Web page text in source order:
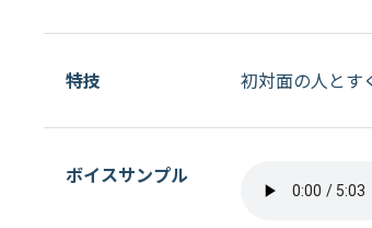
特技 初対面の人とす
ボイスサンプル